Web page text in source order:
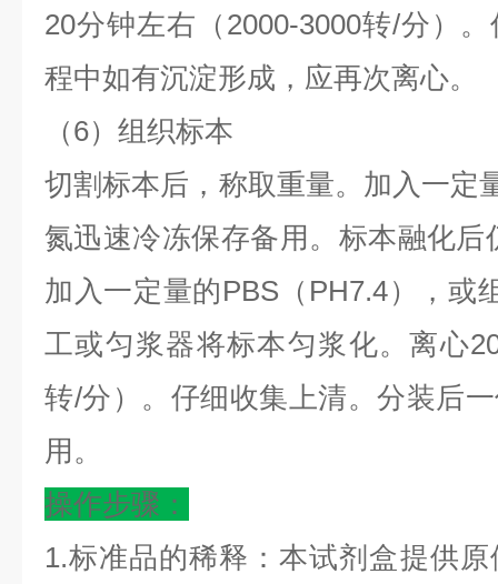
20分钟左右（2000-3000转/分）
程中如有沉淀形成，应再次离心。
（6）组织标本
切割标本后，称取重量。加入一定
氮迅速冷冻保存备用。标本融化
加入一定量的PBS（PH7.4），或
工或匀浆器将标本匀浆化。离心
转/分）。仔细收集上清。分装后
用。
操作步骤：
1.标准品的稀释：本试剂盒提供